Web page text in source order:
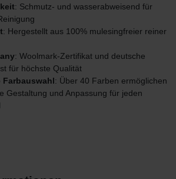
: Schmutz- und wasserabweisend für
: Hergestellt aus 100% mulesingfreier reiner
: Woolmark-Zertifikat und deutsche
für höchste Qualität
Farbauswahl: Über 40 Farben ermöglichen
Gestaltung und Anpassung für jeden